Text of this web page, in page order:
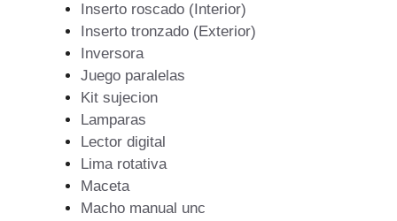
Inserto roscado (Interior)
Inserto tronzado (Exterior)
Inversora
Juego paralelas
Kit sujecion
Lamparas
Lector digital
Lima rotativa
Maceta
Macho manual unc